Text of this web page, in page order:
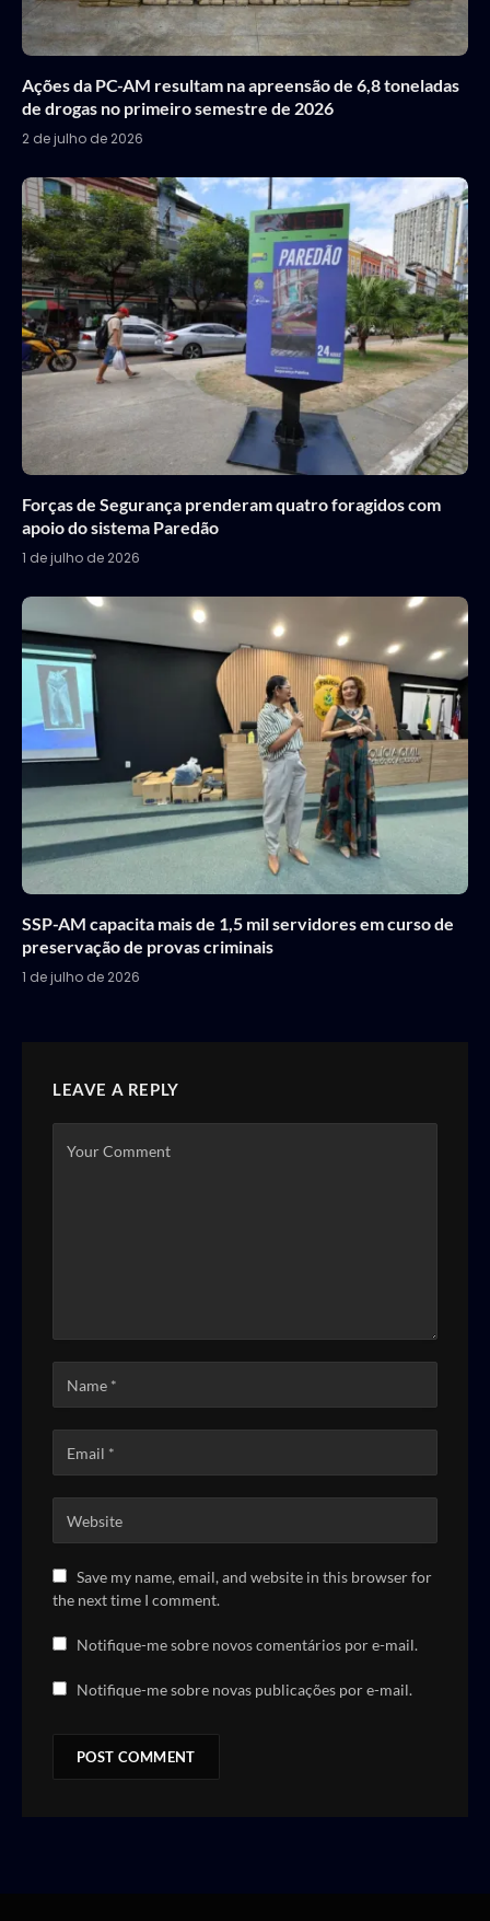
Ações da PC-AM resultam na apreensão de 6,8 toneladas
de drogas no primeiro semestre de 2026
2 de julho de 2026
Forças de Segurança prenderam quatro foragidos com
apoio do sistema Paredão
1 de julho de 2026
SSP-AM capacita mais de 1,5 mil servidores em curso de
preservação de provas criminais
1 de julho de 2026
LEAVE A REPLY
Save my name, email, and website in this browser for
the next time I comment.
Notifique-me sobre novos comentários por e-mail.
Notifique-me sobre novas publicações por e-mail.